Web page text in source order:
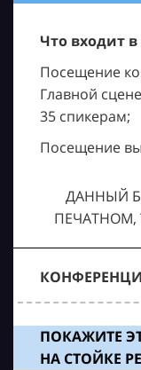
Что входит в
Посещение
Главной
35 спикерам;
Посещение
ДАННЫЙ
ПЕЧАТНОМ,
ПОКАЖИТЕ
НА СТОЙКЕ